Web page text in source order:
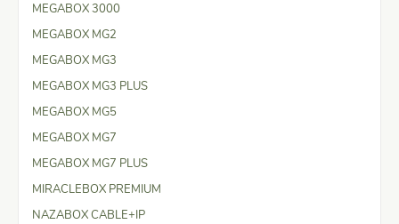
MEGABOX 3000
MEGABOX MG2
MEGABOX MG3
MEGABOX MG3 PLUS
MEGABOX MG5
MEGABOX MG7
MEGABOX MG7 PLUS
MIRACLEBOX PREMIUM
NAZABOX CABLE+IP